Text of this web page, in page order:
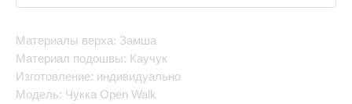
Материалы верха: Замша
Материал подошвы: Каучук
Изготовление: индивидуально
Модель: Чукка Open Walk